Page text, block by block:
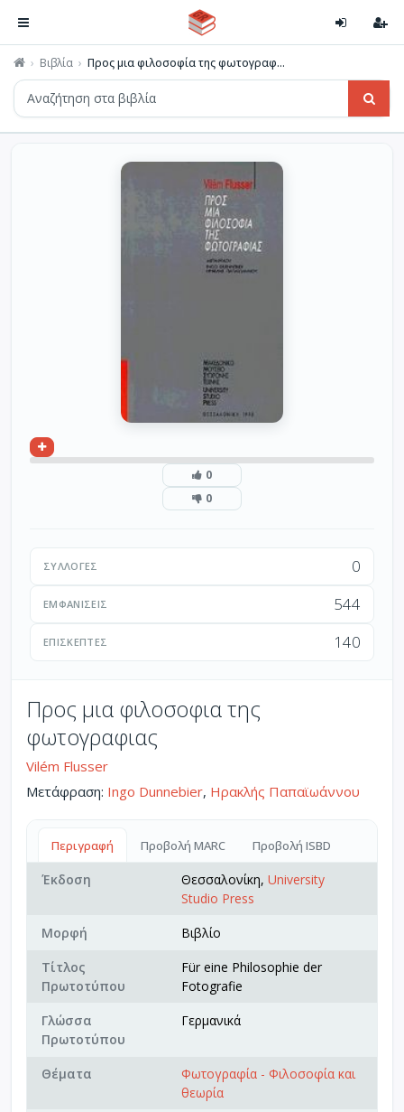
Βιβλία Προς μια φιλοσοφία της φωτογραφ...
0
0
ΣΥΛΛΟΓΈΣ 0
ΕΜΦΑΝΊΣΕΙΣ 544
ΕΠΙΣΚΈΠΤΕΣ 140
Προς μια φιλοσοφια της
φωτογραφιας
Vilém Flusser
Μετάφραση: Ingo Dunnebier, Ηρακλής Παπαϊωάννου
Περιγραφή Προβολή MARC Προβολή ISBD
Έκδοση Θεσσαλονίκη, University
Studio Press
Μορφή
Βιβλίο
Τίτλος
Πρωτοτύπου
Für eine Philosophie der
Fotografie
Γλώσσα
Πρωτοτύπου
Γερμανικά
Θέματα
Φωτογραφία - Φιλοσοφία και
θεωρία